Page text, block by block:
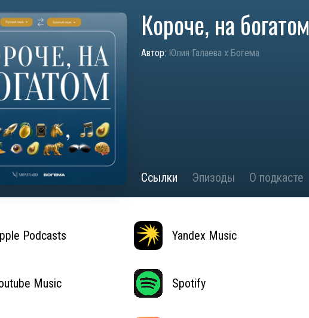
Короче, на богатом
Автор: Юлия Галаева х Богема
Ссылки Эпизоды О подкасте
Podcasts Yandex Music
Music Spotify